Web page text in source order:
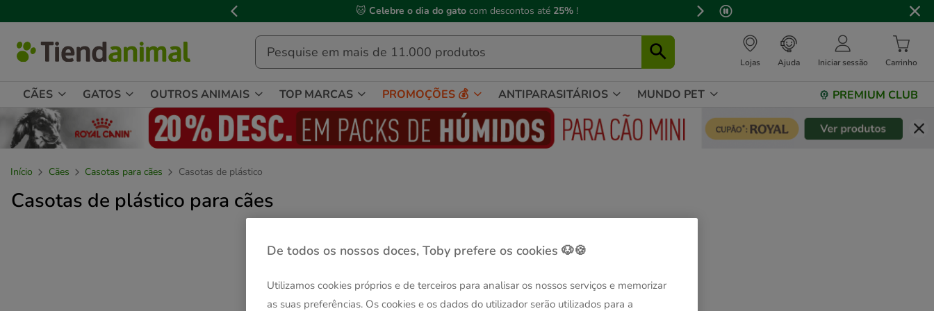
de
mensagem,
📅 Compre até às13h00 e receba a sua encomenda nopróximo dia útil
Lojas Ajuda Iniciar sessão Carrinho
CÃES GATOS OUTROS ANIMAIS TOP MARCAS PROMOÇÕES 💰 ANTIPARASITÁRIOS MUNDO PET PREMIUM CLUB
Início Cães Casotas para cães Casotas de plástico
Casotas de plástico para cães
De todos os nossos doces, Toby prefere os cookies 🐶🍪
Utilizamos cookies próprios e de terceiros para analisar os nossos serviços e memorizar
as suas preferências. Os cookies e os dados do utilizador serão utilizados para a